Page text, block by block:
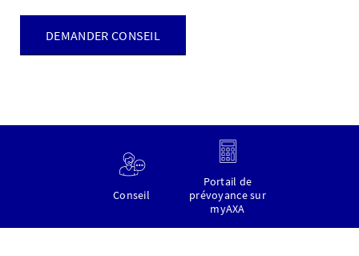
DEMANDER CONSEIL
Conseil
Portail de
prévoyance sur
myAXA